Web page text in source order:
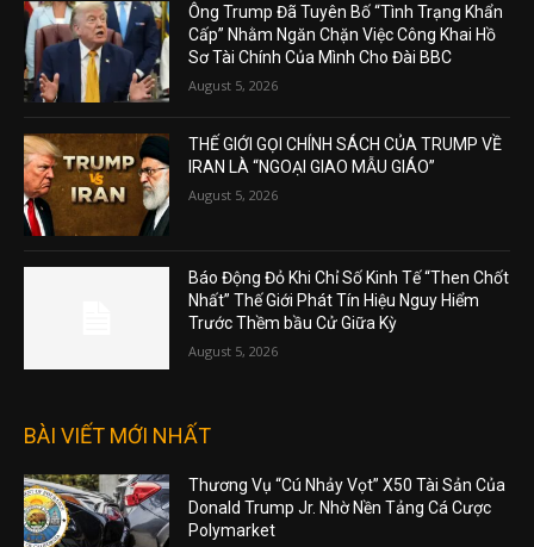
Ông Trump Đã Tuyên Bố “Tình Trạng Khẩn
Cấp” Nhằm Ngăn Chặn Việc Công Khai Hồ
Sơ Tài Chính Của Mình Cho Đài BBC
August 5, 2026
THẾ GIỚI GỌI CHÍNH SÁCH CỦA TRUMP VỀ
IRAN LÀ “NGOẠI GIAO MẪU GIÁO”
August 5, 2026
Báo Động Đỏ Khi Chỉ Số Kinh Tế “Then Chốt
Nhất” Thế Giới Phát Tín Hiệu Nguy Hiểm
Trước Thềm bầu Cử Giữa Kỳ
August 5, 2026
BÀI VIẾT MỚI NHẤT
Thương Vụ “Cú Nhảy Vọt” X50 Tài Sản Của
Donald Trump Jr. Nhờ Nền Tảng Cá Cược
Polymarket